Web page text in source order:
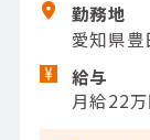
勤務地
愛知県豊
給与
月給22